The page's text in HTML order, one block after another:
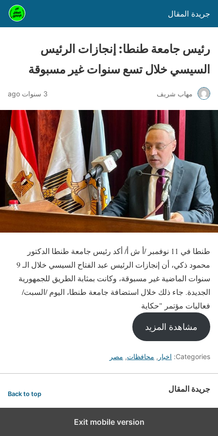
جريدة المقال
رئيس جامعة طنطا: إنجازات الرئيس
السيسي خلال تسع سنوات غير مسبوقة
مهاب شريف 3 سنوات ago
طنطا في 11 نوفمبر /أ ش أ/ أكد رئيس جامعة طنطا الدكتور
محمود ذكي، أن إنجازات الرئيس عبد الفتاح السيسي خلال الـ 9
سنوات الماضية غير مسبوقة، وكانت بمثابة الطريق للجمهورية
الجديدة. جاء ذلك خلال استضافة جامعة طنطا، اليوم /السبت/
فعاليات مؤتمر "حكاية
مشاهدة المزيد
Categories: اخبار , محافظات, مصر
جريدة المقال Back to top
Exit mobile version